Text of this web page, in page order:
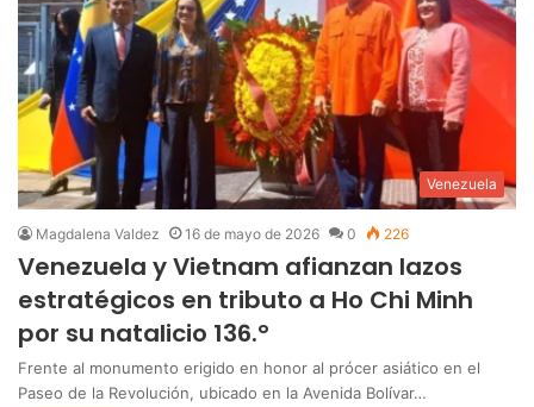
Venezuela
Magdalena Valdez 16 de mayo de 2026 0 226
Venezuela y Vietnam afianzan lazos
estratégicos en tributo a Ho Chi Minh
por su natalicio 136.°
Frente al monumento erigido en honor al prócer asiático en el
Paseo de la Revolución, ubicado en la Avenida Bolívar…